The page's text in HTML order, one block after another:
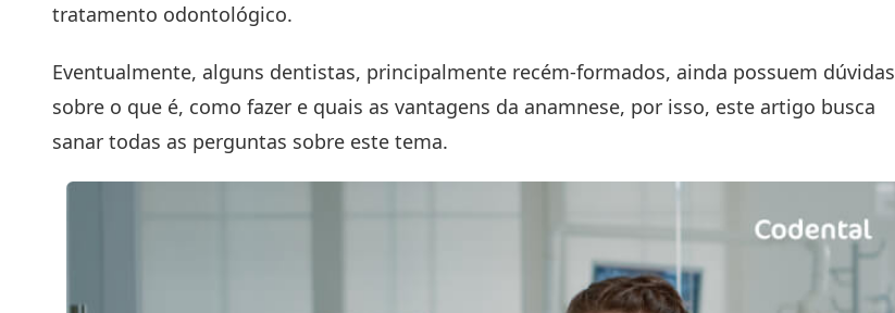
tratamento odontológico.
Eventualmente, alguns dentistas, principalmente recém-formados, ainda possuem dúvidas
sobre o que é, como fazer e quais as vantagens da anamnese, por isso, este artigo busca
sanar todas as perguntas sobre este tema.